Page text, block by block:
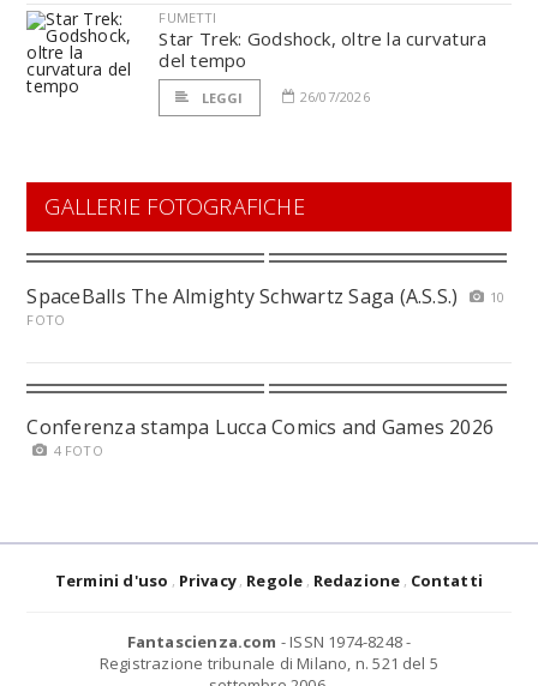
FUMETTI
Star Trek: Godshock, oltre la curvatura
del tempo
LEGGI 26/07/2026
GALLERIE FOTOGRAFICHE
SpaceBalls The Almighty Schwartz Saga (A.S.S.)
10
FOTO
Conferenza stampa Lucca Comics and Games 2026
4 FOTO
Termini d'uso Privacy Regole Redazione Contatti
Fantascienza.com - ISSN 1974-8248 -
Registrazione tribunale di Milano, n. 521 del 5